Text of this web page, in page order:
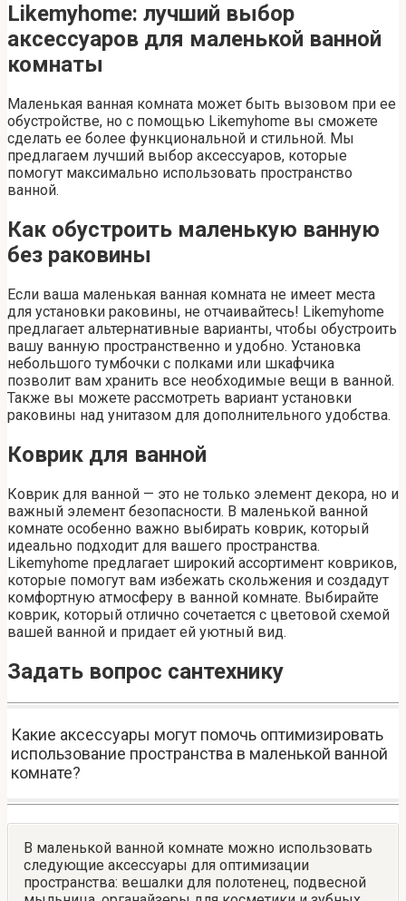
Likemyhome: лучший выбор
аксессуаров для маленькой ванной
комнаты
Маленькая ванная комната может быть вызовом при ее
обустройстве, но с помощью Likemyhome вы сможете
сделать ее более функциональной и стильной. Мы
предлагаем лучший выбор аксессуаров, которые
помогут максимально использовать пространство
ванной.
Как обустроить маленькую ванную
без раковины
Если ваша маленькая ванная комната не имеет места
для установки раковины, не отчаивайтесь! Likemyhome
предлагает альтернативные варианты, чтобы обустроить
вашу ванную пространственно и удобно. Установка
небольшого тумбочки с полками или шкафчика
позволит вам хранить все необходимые вещи в ванной.
Также вы можете рассмотреть вариант установки
раковины над унитазом для дополнительного удобства.
Коврик для ванной
Коврик для ванной — это не только элемент декора, но и
важный элемент безопасности. В маленькой ванной
комнате особенно важно выбирать коврик, который
идеально подходит для вашего пространства.
Likemyhome предлагает широкий ассортимент ковриков,
которые помогут вам избежать скольжения и создадут
комфортную атмосферу в ванной комнате. Выбирайте
коврик, который отлично сочетается с цветовой схемой
вашей ванной и придает ей уютный вид.
Задать вопрос сантехнику
Какие аксессуары могут помочь оптимизировать
использование пространства в маленькой ванной
комнате?
В маленькой ванной комнате можно использовать
следующие аксессуары для оптимизации
пространства: вешалки для полотенец, подвесной